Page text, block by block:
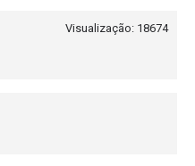
Visualização: 18674